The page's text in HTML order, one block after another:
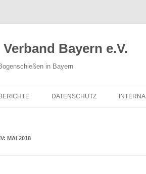
Bayern e.V.
in Bayern
BERICHTE DATENSCHUTZ INTERNA
MAI 2018